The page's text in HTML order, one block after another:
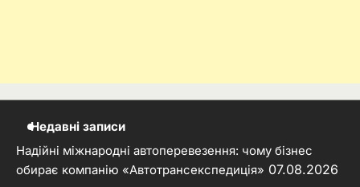
Недавні записи
Надійні міжнародні автоперевезення: чому бізнес
обирає компанію «Автотрансекспедиція» 07.08.2026